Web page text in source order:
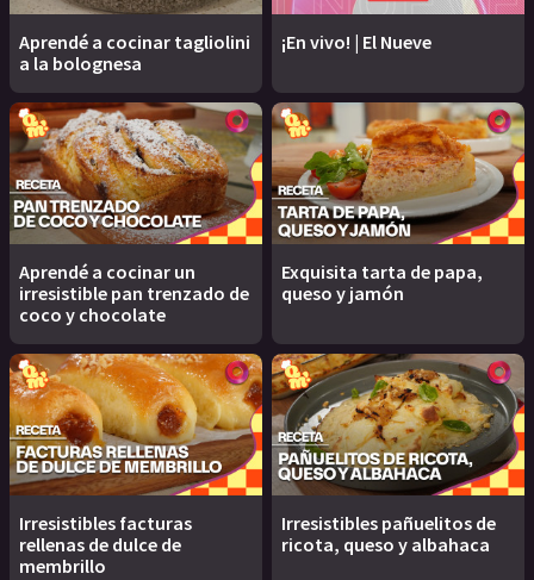
Aprendé a cocinar tagliolini
a la bolognesa
¡En vivo! | El Nueve
Aprendé a cocinar un
irresistible pan trenzado de
coco y chocolate
Exquisita tarta de papa,
queso y jamón
Irresistibles facturas
rellenas de dulce de
membrillo
Irresistibles pañuelitos de
ricota, queso y albahaca